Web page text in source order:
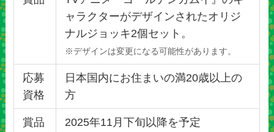
ャラクターがデザインされたオリジ
ナルジョッキ2個セット。
※デザインは変更になる可能性があります。
応募
資格
日本国内にお住まいの満20歳以上の
方
賞品
2025年11月下旬以降を予定